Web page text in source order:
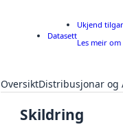
Datasett
Ukjend
Les meir
OversiktDistribusjonar og
Skildring